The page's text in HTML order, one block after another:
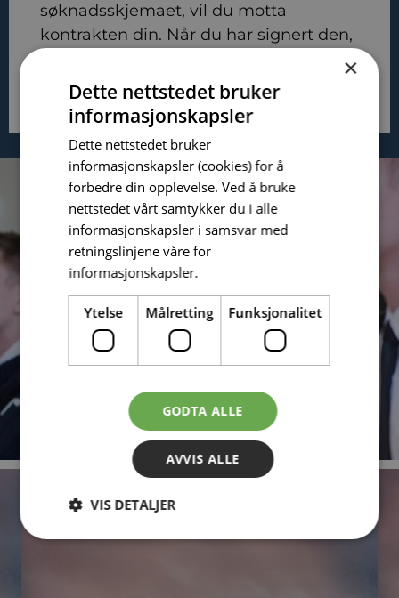
søknadsskjemaet, vil du motta
kontrakten din. Når du har signert den,
registreringsavgiften bli sendt til deg i
en egen e-post.
×
Dette nettstedet bruker
informasjonskapsler
Dette nettstedet bruker
informasjonskapsler (cookies) for å
forbedre din opplevelse. Ved å bruke
nettstedet vårt samtykker du i alle
informasjonskapsler i samsvar med
retningslinjene våre for
informasjonskapsler.
Ytelse Målretting Funksjonalitet
GODTA ALLE
AVVIS ALLE
VIS DETALJER